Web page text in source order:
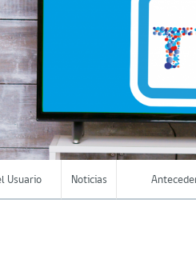
Usuario Noticias